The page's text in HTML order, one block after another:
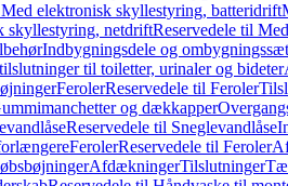
elektronisk skyllestyring, batteridrift
skyllestyring, netdriftReservedele til
Indbygningsdele og ombygningssæt
til toiletter, urinaler og bideter
FerolerReservedele til Feroler
og dækkapper
Reservedele til Sneglevandlåse
FerolerReservedele til Feroler
AfdækningerTilslutninger